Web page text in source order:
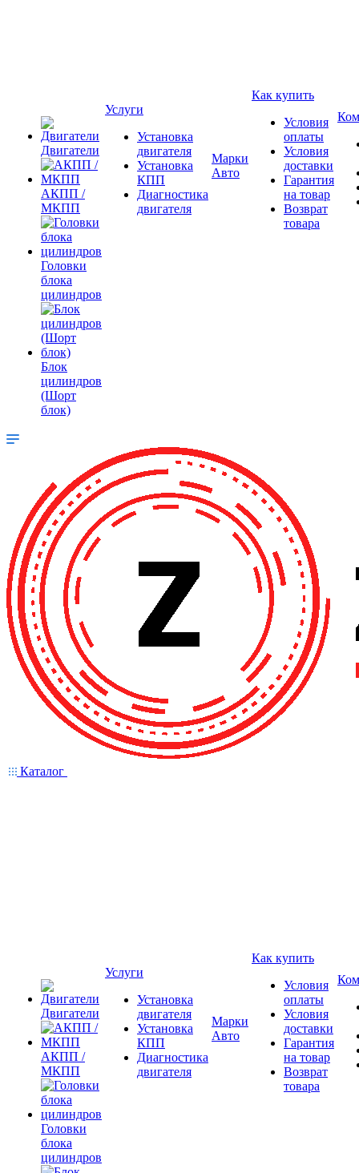
Двигатели
АКПП /
МКПП
Головки
блока
цилиндров
Блок
цилиндров
(Шорт
блок)
Услуги
Установка
двигателя
Установка
КПП
Диагностика
двигателя
Марки
Авто
Как купить
Условия
оплаты
Условия
доставки
Гарантия
на товар
Возврат
товара
Каталог
Двигатели
АКПП /
МКПП
Головки
блока
цилиндров
Услуги
Установка
двигателя
Установка
КПП
Диагностика
двигателя
Марки
Авто
Как купить
Условия
оплаты
Условия
доставки
Гарантия
на товар
Возврат
товара